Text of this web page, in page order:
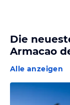
Die
Armacao
Alle anzeigen